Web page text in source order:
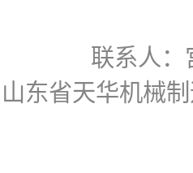
联系人
山东省天华机械